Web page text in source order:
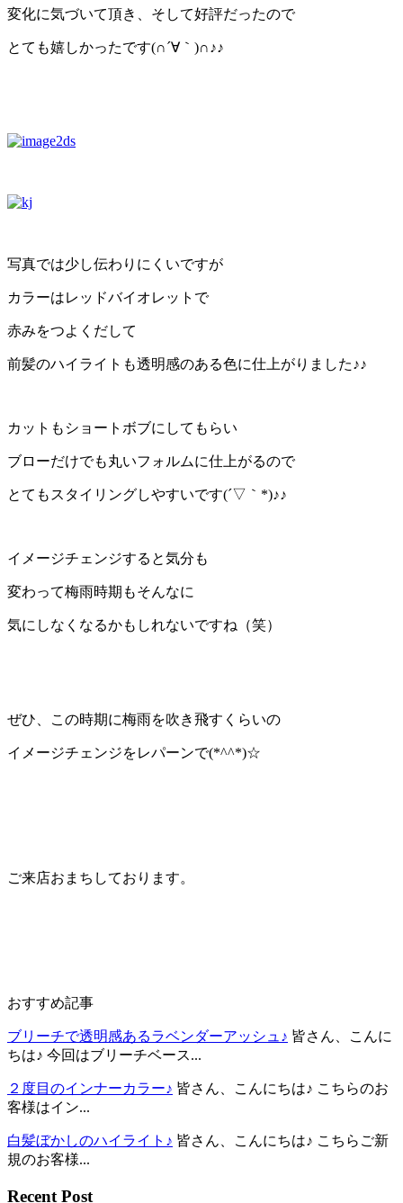
変化に気づいて頂き、そして好評だったので
とても嬉しかったです(∩´∀｀)∩♪♪
写真では少し伝わりにくいですが
カラーはレッドバイオレットで
赤みをつよくだして
前髪のハイライトも透明感のある色に仕上がりました♪♪
カットもショートボブにしてもらい
ブローだけでも丸いフォルムに仕上がるので
とてもスタイリングしやすいです(´▽｀*)♪♪
イメージチェンジすると気分も
変わって梅雨時期もそんなに
気にしなくなるかもしれないですね（笑）
ぜひ、この時期に梅雨を吹き飛すくらいの
イメージチェンジをレパーンで(*^^*)☆
ご来店おまちしております。
おすすめ記事
ブリーチで透明感あるラベンダーアッシュ♪ 皆さん、こんに
ちは♪ 今回はブリーチベース...
２度目のインナーカラー♪ 皆さん、こんにちは♪ こちらのお
客様はイン...
白髪ぼかしのハイライト♪ 皆さん、こんにちは♪ こちらご新
規のお客様...
Recent Post